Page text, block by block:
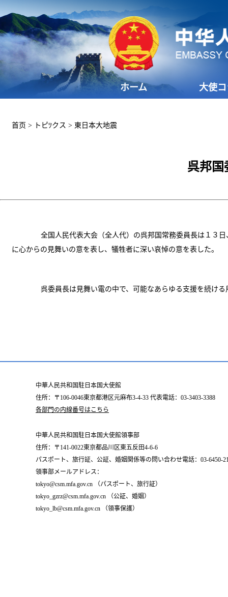
ホーム 大使
首页 > トピﾂクス > 東日本大地震
呉邦国
全国人民代表大会（全人代）の呉邦国常務委員長は１３
に心からの見舞いの意を表し、犠牲者に深い哀悼の意を表した。
呉委員長は見舞い電の中で、可能なあらゆる支援を続け
中華人民共和国駐日本国大使館
住所：〒106-0046東京都港区元麻布3-4-33 代表電話：03-3403-3388
各部門の内線番号はこちら
中華人民共和国駐日本国大使館領事部
住所：〒141-0022東京都品川区東五反田4-6-6
パスポート、旅行証、公証、婚姻関係等の問い合わせ電話：03-6450-
領事部メールアドレス：
tokyo@csm.mfa.gov.cn （パスポート、旅行証）
tokyo_gzrz@csm.mfa.gov.cn （公証、婚姻）
tokyo_lb@csm.mfa.gov.cn （領事保護）